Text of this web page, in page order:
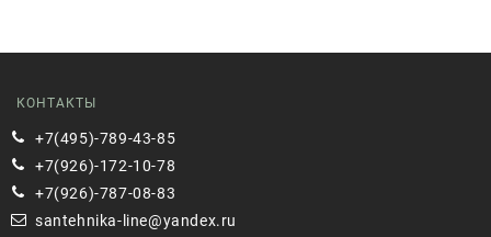
КОНТАКТЫ
+7(495)-789-43-85
+7(926)-172-10-78
+7(926)-787-08-83
santehnika-line@yandex.ru